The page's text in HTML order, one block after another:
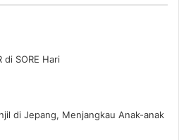
di SORE Hari
di Jepang, Menjangkau Anak-anak